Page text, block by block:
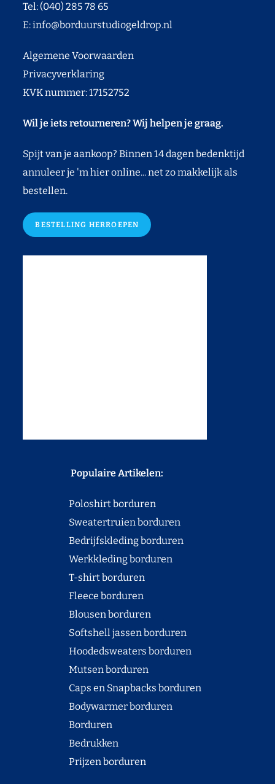
Tel: (040) 285 78 65
E:info@borduurstudiogeldrop.nl
Algemene Voorwaarden
Privacyverklaring
KVK nummer: 17152752
Wil je iets retourneren? Wij helpen je graag.
Spijt van je aankoop? Binnen 14 dagen bedenktijd
annuleer je 'm hier online... net zo makkelijk als
bestellen.
BESTELLING HERROEPEN
Populaire Artikelen:
Poloshirt borduren
Sweatertruien borduren
Bedrijfskleding borduren
Werkkleding borduren
T-shirt borduren
Fleece borduren
Blousen borduren
Softshell jassen borduren
Hoodedsweaters borduren
Mutsen borduren
Caps en Snapbacks borduren
Bodywarmer borduren
Borduren
Bedrukken
Prijzen borduren